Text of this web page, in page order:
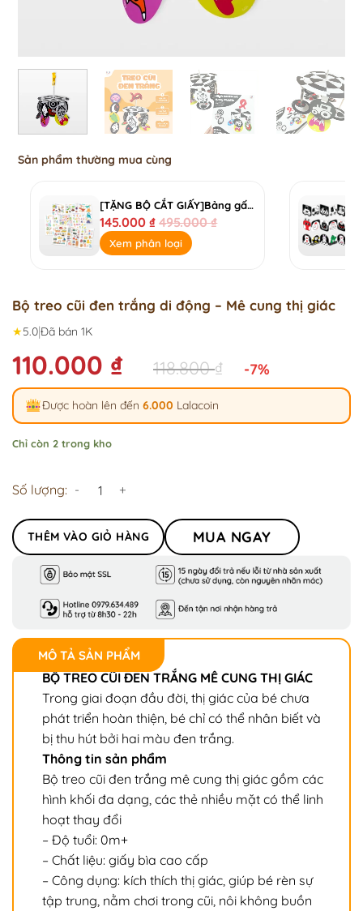
Sản phẩm thường mua cùng
[TẶNG BỘ CẮT GIẤY]Bảng gấp thông thái My first learning chart - phiên bản plus
145.000₫ 495.000₫
Xem phân loại
Bộ treo cũi đen trắng di động – Mê cung thị giác
★5.0|Đã bán 1K
110.000 ₫ 118.800₫ -7%
Được hoàn lên đến 6.000 Lalacoin
Chỉ còn 2 trong kho
Số lượng:
THÊM VÀO GIỎ HÀNG MUA NGAY
MÔ TẢ SẢN PHẨM
BỘ TREO CŨI ĐEN TRẮNG MÊ CUNG THỊ GIÁC
Trong giai đoạn đầu đời, thị giác của bé chưa
phát triển hoàn thiện, bé chỉ có thể nhân biết và
bị thu hút bởi hai màu đen trắng.
Thông tin sản phẩm
Bộ treo cũi đen trắng mê cung thị giác gồm các
hình khối đa dạng, các thẻ nhiều mặt có thể linh
hoạt thay đổi
– Độ tuổi: 0m+
– Chất liệu: giấy bìa cao cấp
– Công dụng: kích thích thị giác, giúp bé rèn sự
tập trung, nằm chơi trong cũi, nôi không buồn